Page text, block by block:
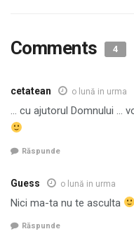
Comments 4
cetatean o lună in urma
… cu ajutorul Domnului …
Răspunde
Guess o lună in urma
Nici ma-ta nu te asculta
Răspunde